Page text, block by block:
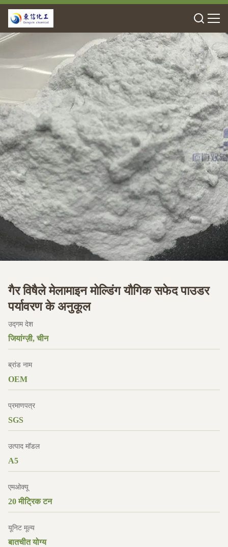
गैर विषैले मेलामाइन मोल्डिंग यौगिक सफेद पाउडर
पर्यावरण के अनुकूल
उद्गम देश
जियांग्ज़ी, चीन
ब्रांड नाम
OEM
प्रमाणपत्र
SGS
उत्पाद मॉडल
A5
एमओक्यू
20 मीट्रिक टन
यूनिट मूल्य
बातचीत योग्य